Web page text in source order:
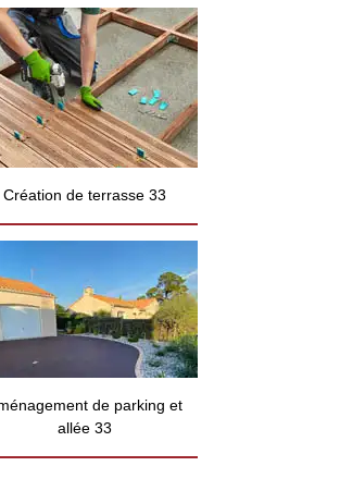
Création de terrasse 33
de parking et
allée 33